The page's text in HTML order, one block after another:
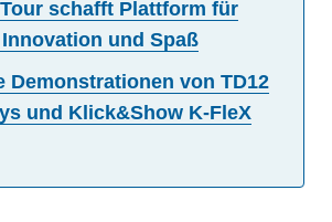
schafft Plattform für
und Spaß
Demonstrationen von TD12
und Klick&Show K-FleX